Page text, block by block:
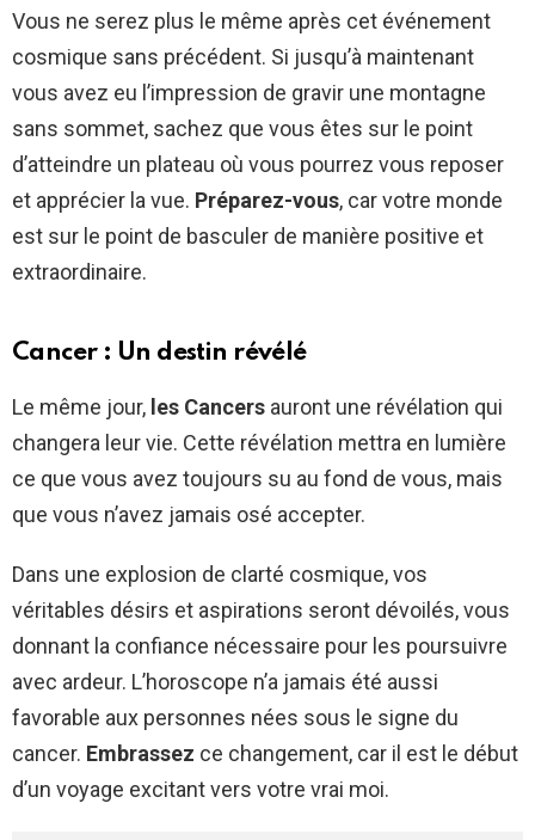
Vous ne serez plus le même après cet événement
cosmique sans précédent. Si jusqu’à maintenant
vous avez eu l’impression de gravir une montagne
sans sommet, sachez que vous êtes sur le point
d’atteindre un plateau où vous pourrez vous reposer
et apprécier la vue. Préparez-vous, car votre monde
est sur le point de basculer de manière positive et
extraordinaire.
Cancer : Un destin révélé
Le même jour, les Cancers auront une révélation qui
changera leur vie. Cette révélation mettra en lumière
ce que vous avez toujours su au fond de vous, mais
que vous n’avez jamais osé accepter.
Dans une explosion de clarté cosmique, vos
véritables désirs et aspirations seront dévoilés, vous
donnant la confiance nécessaire pour les poursuivre
avec ardeur. L’horoscope n’a jamais été aussi
favorable aux personnes nées sous le signe du
cancer. Embrassez ce changement, car il est le début
d’un voyage excitant vers votre vrai moi.